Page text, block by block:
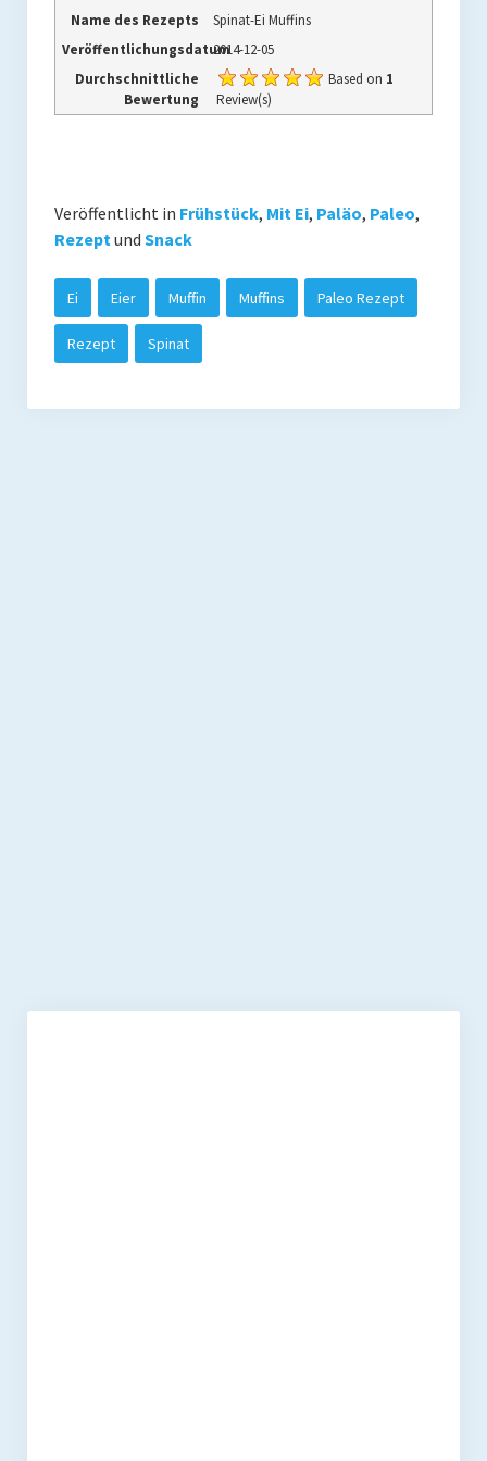
Name des Rezepts
Spinat-Ei Muffins
Veröffentlichungsdatum2014-12-05
Durchschnittliche
Bewertung
Based on 1
Review(s)
Veröffentlicht in Frühstück, Mit Ei, Paläo, Paleo,
Rezept und Snack
Ei Eier Muffin Muffins Paleo Rezept
Rezept Spinat